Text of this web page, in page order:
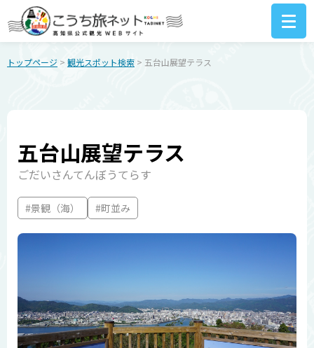
トップページ > 観光スポット検索 > 五台山展望テラス
五台山展望テラス
ごだいさんてんぼうてらす
#景観（海） #町並み